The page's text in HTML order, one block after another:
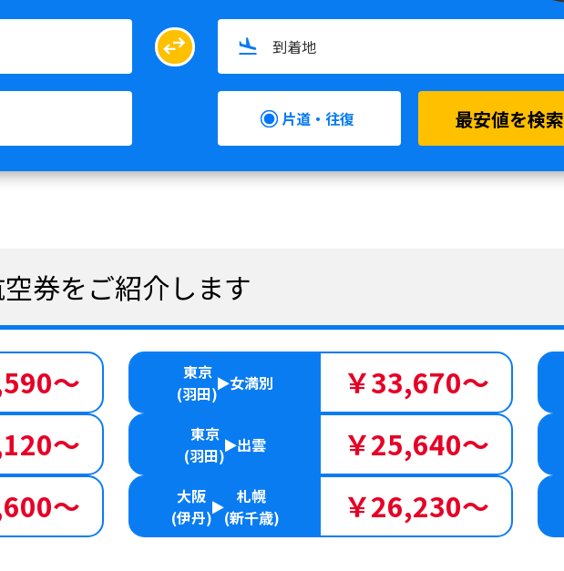
swap_horiz
片道・往復 最安値を検索
券をご紹介します
～
東京
(羽田) 女満別 ￥33,670～
～
東京
(羽田) 出雲 ￥25,640～
～
大阪
(伊丹)
札幌
(新千歳)
￥26,230～